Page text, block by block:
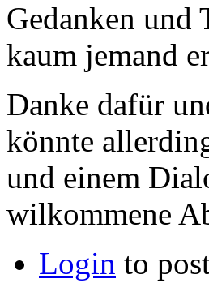
Gedanken und
kaum jemand
Danke dafür
könnte
und einem
wilkommene
Login to